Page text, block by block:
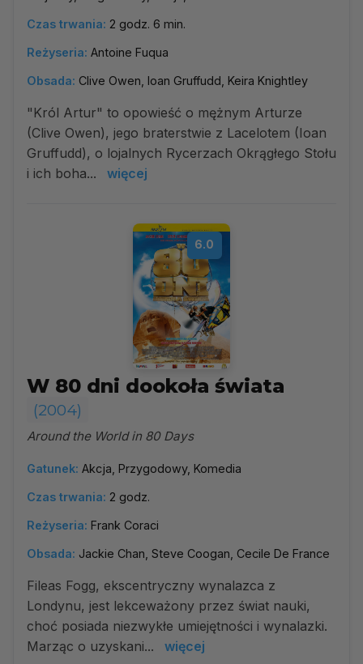
Czas trwania: 2 godz. 6 min.
Reżyseria: Antoine Fuqua
Obsada: Clive Owen, Ioan Gruffudd, Keira Knightley
"Król Artur" to opowieść o mężnym Arturze
(Clive Owen), jego braterstwie z Lacelotem (Ioan
Gruffudd), o lojalnych Rycerzach Okrągłego Stołu
i ich boha...
więcej
6.0
W 80 dni dookoła świata
(2004)
Around the World in 80 Days
Gatunek: Akcja, Przygodowy, Komedia
Czas trwania: 2 godz.
Reżyseria: Frank Coraci
Obsada: Jackie Chan, Steve Coogan, Cecile De France
Fileas Fogg, ekscentryczny wynalazca z
Londynu, jest lekceważony przez świat nauki,
choć posiada niezwykłe umiejętności i wynalazki.
Marząc o uzyskani...
więcej